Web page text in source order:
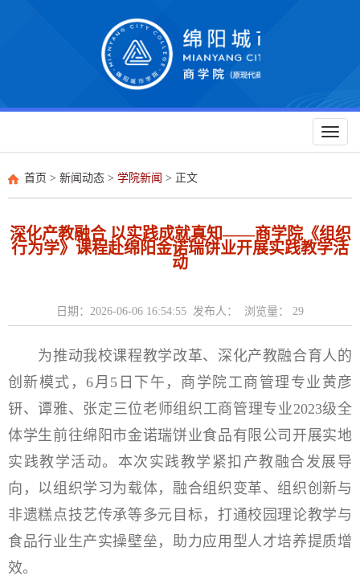
Toggle
首页 > 新闻动态 > 学院新闻 > 正文
深化产教融合 以实践成就真知——商学院《组织
行为学》课程赴绵阳金诺瑞饼业开展实践教学活
动
日期：2026-06-06 16:54:55 发布人： 浏览量： 29
为推动我校课程教学改革、深化产教融合育人的
创新模式，6月5日下午，商学院工商管理专业黄彦
钘、谭雅、张定三位老师组织工商管理专业2023级全
体学生前往绵阳市金诺瑞饼业食品有限公司开展实地
实践教学活动。本次实践教学紧扣产教融合发展导
向，以组织学习为载体，融合组织变革、组织创新与
非遗糕点技艺传承等多元目标，打通校园理论教学与
食品行业生产实操壁垒，助力应用型人才培养提质增
效。